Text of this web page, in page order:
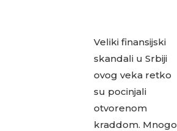
Veliki finansijski
skandali u Srbiji
ovog veka retko
su pocinjali
otvorenom
kraddom. Mnogo